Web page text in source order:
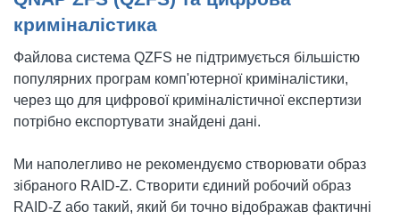
криміналістика
Файлова система QZFS не підтримується більшістю
популярних програм комп'ютерної криміналістики,
через що для цифрової криміналістичної експертизи
потрібно експортувати знайдені дані.
Ми наполегливо не рекомендуємо створювати образ
зібраного RAID-Z. Створити єдиний робочий образ
RAID-Z або такий, який би точно відображав фактичні